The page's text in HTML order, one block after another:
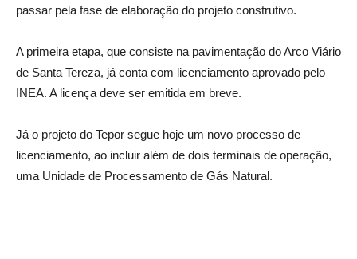
passar pela fase de elaboração do projeto construtivo.
A primeira etapa, que consiste na pavimentação do Arco Viário
de Santa Tereza, já conta com licenciamento aprovado pelo
INEA. A licença deve ser emitida em breve.
Já o projeto do Tepor segue hoje um novo processo de
licenciamento, ao incluir além de dois terminais de operação,
uma Unidade de Processamento de Gás Natural.